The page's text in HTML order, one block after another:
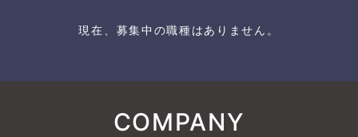
現在、募集中の職種はありません。
COMPANY